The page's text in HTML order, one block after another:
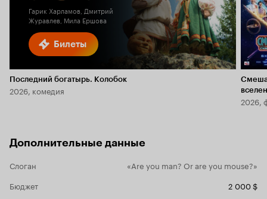
Билеты
Гарик Харламов, Дмитрий
Журавлев, Мила Ершова
Последний богатырь. Колобок
2026, комедия
2026,
Дополнительные данные
Слоган
«Are you man? Or are you mouse?»
Бюджет
2 000 $